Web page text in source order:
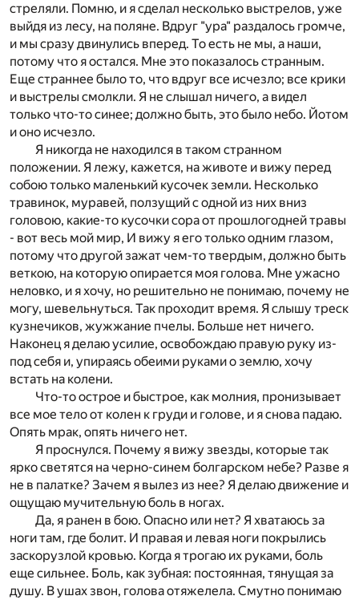
стреляли. Помню, и я сделал несколько выстрелов, уже
выйдя из лесу, на поляне. Вдруг "ура" раздалось громче,
и мы сразу двинулись вперед. То есть не мы, а наши,
потому что я остался. Мне это показалось странным.
Еще страннее было то, что вдруг все исчезло; все крики
и выстрелы смолкли. Я не слышал ничего, а видел
только что-то синее; должно быть, это было небо. Йотом
и оно исчезло.
Я никогда не находился в таком странном
положении. Я лежу, кажется, на животе и вижу перед
собою только маленький кусочек земли. Несколько
травинок, муравей, ползущий с одной из них вниз
головою, какие-то кусочки сора от прошлогодней травы
- вот весь мой мир, И вижу я его только одним глазом,
потому что другой зажат чем-то твердым, должно быть
веткою, на которую опирается моя голова. Мне ужасно
неловко, и я хочу, но решительно не понимаю, почему не
могу, шевельнуться. Так проходит время. Я слышу треск
кузнечиков, жужжание пчелы. Больше нет ничего.
Наконец я делаю усилие, освобождаю правую руку из-
под себя и, упираясь обеими руками о землю, хочу
встать на колени.
Что-то острое и быстрое, как молния, пронизывает
все мое тело от колен к груди и голове, и я снова падаю.
Опять мрак, опять ничего нет.
Я проснулся. Почему я вижу звезды, которые так
ярко светятся на черно-синем болгарском небе? Разве я
не в палатке? Зачем я вылез из нее? Я делаю движение и
ощущаю мучительную боль в ногах.
Да, я ранен в бою. Опасно или нет? Я хватаюсь за
ноги там, где болит. И правая и левая ноги покрылись
заскорузлой кровью. Когда я трогаю их руками, боль
еще сильнее. Боль, как зубная: постоянная, тянущая за
душу. В ушах звон, голова отяжелела. Смутно понимаю